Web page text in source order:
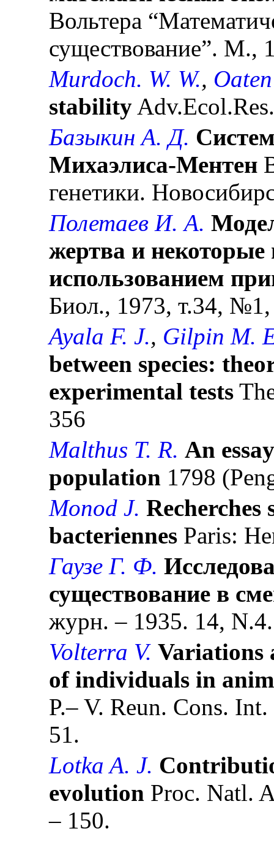
Вольтера
существование”. М.,
Murdoch. W. W.,
stability
Базыкин А. Д.
Михаэлиса-Ментен
генетики.
Полетаев И. А.
жертва и
использованием
Биол., 1973, т.34,
Ayala F. J., Gilpin M.
between species:
experimental tests
356
Malthus T. R. An
population 1798
Monod J. Recherches
bacteriennes Paris:
Гаузе Г. Ф.
существование в
журн. – 1935. 14,
Volterra V. Variations
of individuals in
P.– V. Reun. Cons.
51.
Lotka A. J.
evolution Proc. Natl.
– 150.